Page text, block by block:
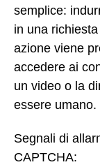
semplice:
in una
azione viene
accedere ai
un video o la
essere umano.
Segnali di
CAPTCHA: